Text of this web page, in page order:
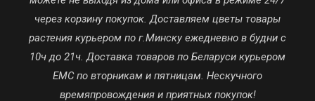
через корзину покупок. Доставляем цветы товары
растения курьером по г.Минску ежедневно в будни с
10ч до 21ч. Доставка товаров по Беларуси курьером
ЕМС по вторникам и пятницам. Нескучного
времяпровождения и приятных покупок!